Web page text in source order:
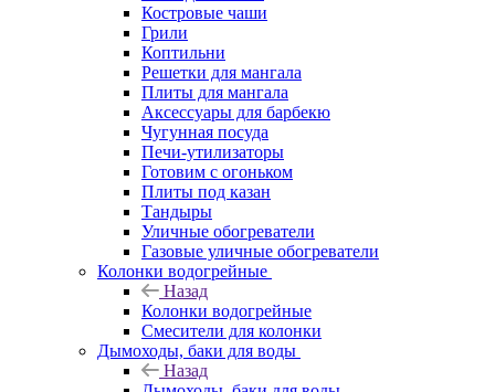
Костровые чаши
Грили
Коптильни
Решетки для мангала
Плиты для мангала
Аксессуары для барбекю
Чугунная посуда
Печи-утилизаторы
Готовим с огоньком
Плиты под казан
Тандыры
Уличные обогреватели
Газовые уличные обогреватели
Колонки водогрейные
Назад
Колонки водогрейные
Смесители для колонки
Дымоходы, баки для воды
Назад